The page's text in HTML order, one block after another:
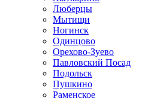
Люберцы
Мытищи
Ногинск
Одинцово
Орехово-Зуево
Павловский Посад
Подольск
Пушкино
Раменское